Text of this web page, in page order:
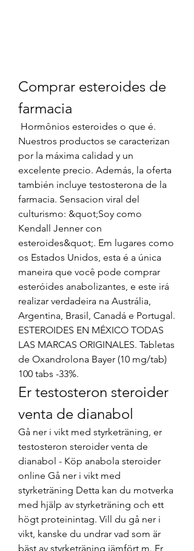
Comprar esteroides de
farmacia
Nuestros productos se caracterizan
por la máxima calidad y un
excelente precio. Además, la oferta
también incluye testosterona de la
farmacia. Sensacion viral del
culturismo: &quot;Soy como
Kendall Jenner con
esteroides&quot;. Em lugares como
os Estados Unidos, esta é a única
maneira que você pode comprar
esteróides anabolizantes, e este irá
realizar verdadeira na Austrália,
Argentina, Brasil, Canadá e Portugal.
ESTEROIDES EN MÉXICO TODAS
LAS MARCAS ORIGINALES. Tabletas
de Oxandrolona Bayer (10 mg/tab)
100 tabs -33%.
Er testosteron steroider
venta de dianabol
Gå ner i vikt med styrketräning, er
testosteron steroider venta de
dianabol - Köp anabola steroider
online Gå ner i vikt med
styrketräning Detta kan du motverka
med hjälp av styrketräning och ett
högt proteinintag. Vill du gå ner i
vikt, kanske du undrar vad som är
bäst av styrketräning jämfört m. Er